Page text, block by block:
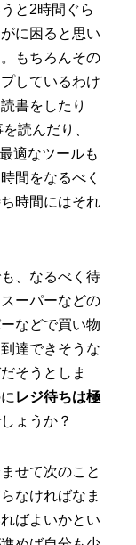
と2時間ぐら
に困ると思い
もちろんその
しているわけ
書をしたり
読んだり、
適なツールも
間をなるべく
時間にはそれ
、なるべく待
ーパーなどの
などで買い物
達できそうな
そうとしま
レジ待ちは極
ょうか？
せて次のこと
なければなま
ばよいかとい